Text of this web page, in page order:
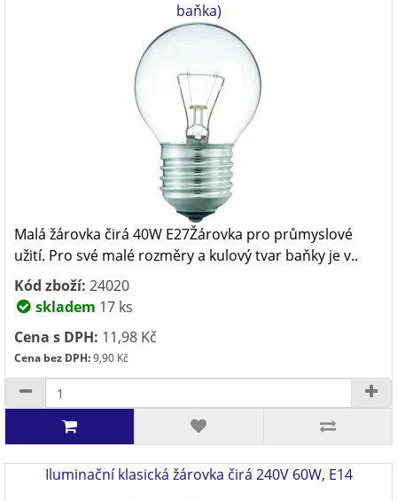
baňka)
Malá žárovka čirá 40W E27Žárovka pro průmyslové
užití. Pro své malé rozměry a kulový tvar baňky je v..
Kód zboží: 24020
skladem 17 ks
Cena s DPH: 11,98 Kč
Cena bez DPH:9,90 Kč
Iluminační klasická žárovka čirá 240V 60W, E14